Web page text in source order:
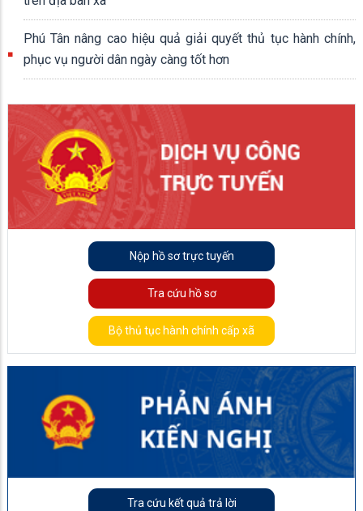
Phú Tân nâng cao hiệu quả giải quyết thủ tục hành chính,
phục vụ người dân ngày càng tốt hơn
Nộp hồ sơ trực tuyến
Tra cứu hồ sơ
Bộ thủ tục hành chính cấp xã
Tra cứu kết quả trả lời